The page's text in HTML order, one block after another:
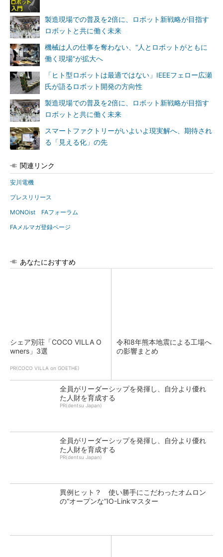
製造現場での普及を2倍に、ロボット新戦略が目指す
ロボットと共に働く未来
機械は人の仕事を奪わない、“人とロボットがともに
働く現場”が拡大へ
「ヒト型ロボットは最適ではない」IEEEフェロー広瀬
氏が語るロボット開発の方向性
製造現場での普及を2倍に、ロボット新戦略が目指す
ロボットと共に働く未来
スマートファクトリーがいよいよ現実解へ、期待され
る「見える化」の先
関連リンク
安川電機
プレスリリース
MONOist FAフォーラム
FAメルマガ登録ページ
あなたにおすすめ
シェア別荘「COCO VILLA O
wners」3選
PR(COCO VILLA on GOETHE)
令和8年熊本地震による工場へ
の影響まとめ
全員がリーダーシップを発揮し、自分より優れ
た人財を育成する
PR(dentsu Japan)
全員がリーダーシップを発揮し、自分より優れ
た人財を育成する
PR(dentsu Japan)
異例ヒット？ 使い勝手にこだわったオムロン
の“オープンな”IO-Linkマスター